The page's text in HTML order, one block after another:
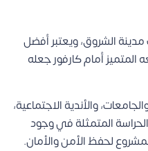
الشروق، ويعتبر أفضل
أمام كارفور جعله
والأندية الاجتماعية،
الحراسة المتمثلة في وجود
لحفظ الأمن والأمان.